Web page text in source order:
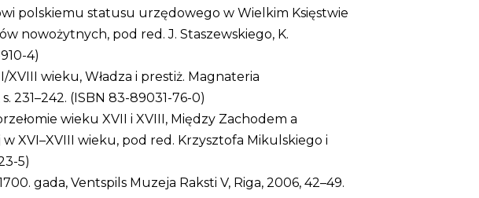
polskiemu statusu urzędowego w Wielkim Księstwie
nowożytnych, pod red. J. Staszewskiego, K.
4)
wieku, Władza i prestiż. Magnateria
231–242. (ISBN 83-89031-76-0)
wieku XVII i XVIII, Między Zachodem a
XVI–XVIII wieku, pod red. Krzysztofa Mikulskiego i
5)
gada, Ventspils Muzeja Raksti V, Riga, 2006, 42–49.